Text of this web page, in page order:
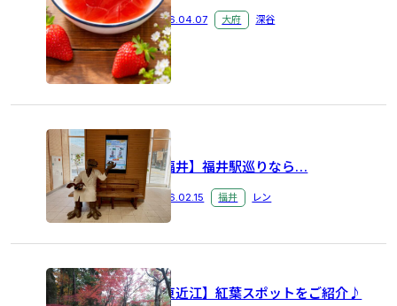
彦根城
おつまみ
カップラーメン
恐竜博物館
観光バス
永平寺
＃大府市 ＃いちご
ホームページ
お花
夏の風物詩
越前 風鈴 アニメ
アズイン東近江
アズイン東近江能登川駅前
2026.04.07 大府 深谷
【福井】福井駅巡りなら…
2026.02.15 福井 レン
【東近江】紅葉スポットをご紹介♪